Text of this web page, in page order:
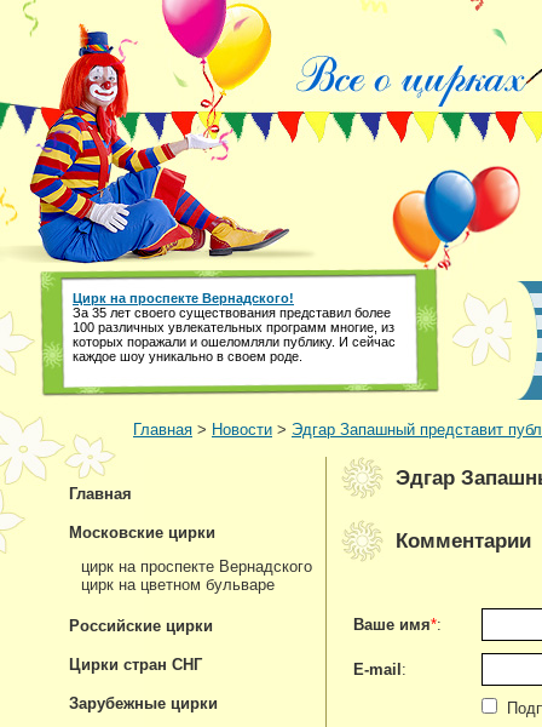
Цирк на проспекте Вернадского!
За 35 лет своего существования представил более
100 различных увлекательных программ многие, из
которых поражали и ошеломляли публику. И сейчас
каждое шоу уникально в своем роде.
Главная > Новости > Эдгар Запашный представит
Эдгар
Комментарии
Ваше имя*:
E-mail :
Главная
Московские цирки
цирк на проспекте Вернадского
цирк на цветном бульваре
Российские цирки
Цирки стран СНГ
Зарубежные цирки